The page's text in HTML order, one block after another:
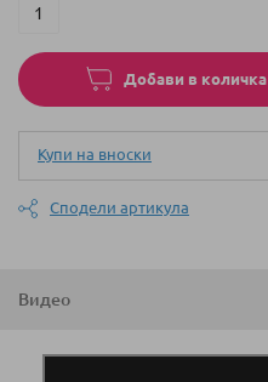
Добави в количка
Купи на вноски
Сподели артикула
Видео